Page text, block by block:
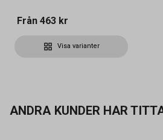
Från 463 kr
Visa varianter
ANDRA KUNDER HAR